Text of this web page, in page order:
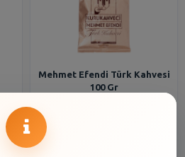
Mehmet Efendi Türk Kahvesi
100 Gr